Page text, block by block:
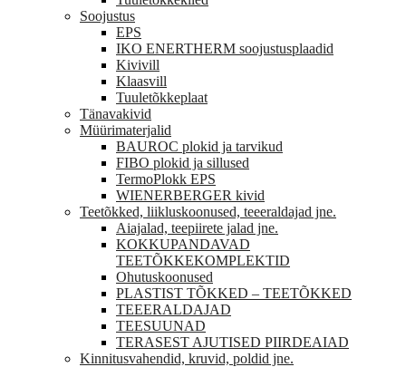
Soojustus
EPS
IKO ENERTHERM soojustusplaadid
Kivivill
Klaasvill
Tuuletõkkeplaat
Tänavakivid
Müürimaterjalid
BAUROC plokid ja tarvikud
FIBO plokid ja sillused
TermoPlokk EPS
WIENERBERGER kivid
Teetõkked, liikluskoonused, teeeraldajad jne.
Aiajalad, teepiirete jalad jne.
KOKKUPANDAVAD
TEETÕKKEKOMPLEKTID
Ohutuskoonused
PLASTIST TÕKKED – TEETÕKKED
TEEERALDAJAD
TEESUUNAD
TERASEST AJUTISED PIIRDEAIAD
Kinnitusvahendid, kruvid, poldid jne.